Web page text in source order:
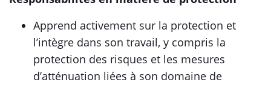
Apprend activement sur la protection et
l’intègre dans son travail, y compris la
protection des risques et les mesures
d’atténuation liées à son domaine de